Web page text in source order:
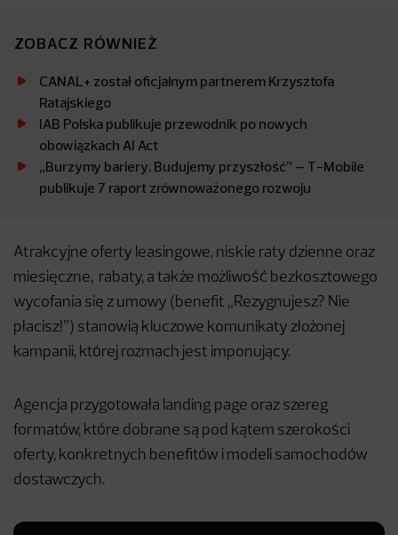
ZOBACZ RÓWNIEŻ
CANAL+ został oficjalnym partnerem Krzysztofa
Ratajskiego
IAB Polska publikuje przewodnik po nowych
obowiązkach AI Act
„Burzymy bariery. Budujemy przyszłość” – T-Mobile
publikuje 7 raport zrównoważonego rozwoju
Atrakcyjne oferty leasingowe, niskie raty dzienne oraz
miesięczne, rabaty, a także możliwość bezkosztowego
wycofania się z umowy (benefit „Rezygnujesz? Nie
płacisz!”) stanowią kluczowe komunikaty złożonej
kampanii, której rozmach jest imponujący.
Agencja przygotowała landing page oraz szereg
formatów, które dobrane są pod kątem szerokości
oferty, konkretnych benefitów i modeli samochodów
dostawczych.